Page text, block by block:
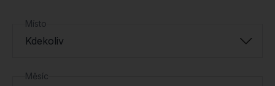
Místo
Kdekoliv
Měsíc